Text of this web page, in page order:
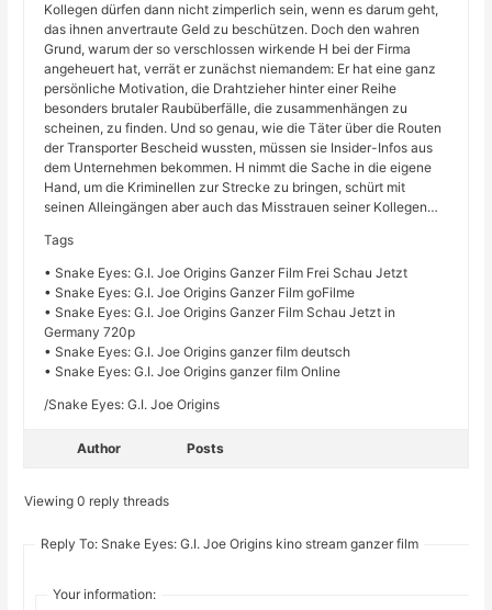
Kollegen dürfen dann nicht zimperlich sein, wenn es darum geht,
das ihnen anvertraute Geld zu beschützen. Doch den wahren
Grund, warum der so verschlossen wirkende H bei der Firma
angeheuert hat, verrät er zunächst niemandem: Er hat eine ganz
persönliche Motivation, die Drahtzieher hinter einer Reihe
besonders brutaler Raubüberfälle, die zusammenhängen zu
scheinen, zu finden. Und so genau, wie die Täter über die Routen
der Transporter Bescheid wussten, müssen sie Insider-Infos aus
dem Unternehmen bekommen. H nimmt die Sache in die eigene
Hand, um die Kriminellen zur Strecke zu bringen, schürt mit
seinen Alleingängen aber auch das Misstrauen seiner Kollegen…
Tags
• Snake Eyes: G.I. Joe Origins Ganzer Film Frei Schau Jetzt
• Snake Eyes: G.I. Joe Origins Ganzer Film goFilme
• Snake Eyes: G.I. Joe Origins Ganzer Film Schau Jetzt in
Germany 720p
• Snake Eyes: G.I. Joe Origins ganzer film deutsch
• Snake Eyes: G.I. Joe Origins ganzer film Online
/Snake Eyes: G.I. Joe Origins
Author Posts
Viewing 0 reply threads
Reply To: Snake Eyes: G.I. Joe Origins kino stream ganzer film
Your information: